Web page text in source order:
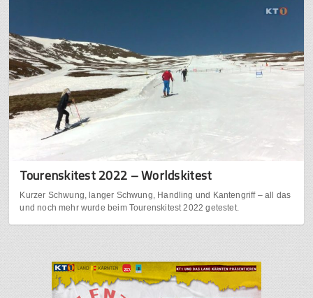
Tourenskitest 2022 – Worldskitest
Kurzer Schwung, langer Schwung, Handling und Kantengriff – all das
und noch mehr wurde beim Tourenskitest 2022 getestet.